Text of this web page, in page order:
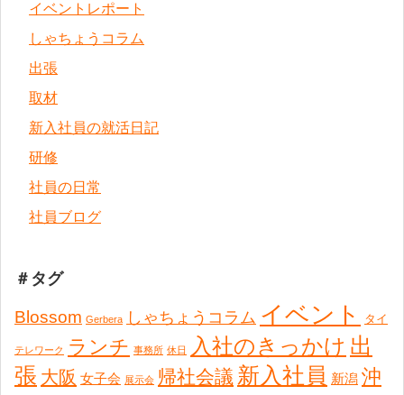
イベントレポート
しゃちょうコラム
出張
取材
新入社員の就活日記
研修
社員の日常
社員ブログ
＃タグ
Blossom Gerbera しゃちょうコラム イベント タイ
テレワーク ランチ 事務所 休日 入社のきっかけ 出
張 大阪 女子会 展示会 帰社会議 新入社員 新潟 沖